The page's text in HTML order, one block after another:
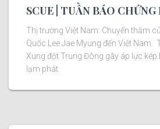
SCUE | TUẦN BÁO
Thị trường Việt Nam: Chuyến thăm
Quốc Lee Jae Myung đến Việt Nam.
Xung đột Trung Đông gây áp lực kép
lạm phát